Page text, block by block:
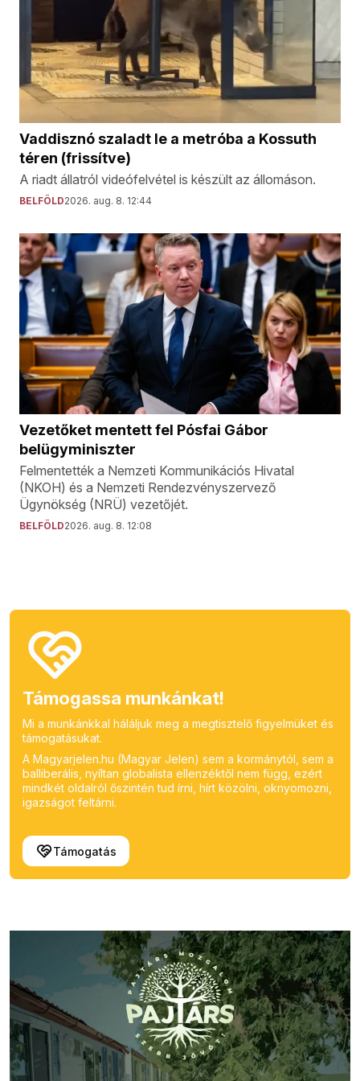
Vaddisznó szaladt le a metróba a Kossuth
téren (frissítve)
A riadt állatról videófelvétel is készült az állomáson.
BELFÖLD2026. aug. 8. 12:44
Vezetőket mentett fel Pósfai Gábor
belügyminiszter
Felmentették a Nemzeti Kommunikációs Hivatal
(NKOH) és a Nemzeti Rendezvényszervező
Ügynökség (NRÜ) vezetőjét.
BELFÖLD2026. aug. 8. 12:08
Támogassa munkánkat!
Mi a munkánkkal háláljuk meg a megtisztelő figyelmüket és
támogatásukat.
A Magyarjelen.hu (Magyar Jelen) sem a kormánytól, sem a
balliberális, nyíltan globalista ellenzéktől nem függ, ezért
mindkét oldalról őszintén tud írni, hírt közölni, oknyomozni,
igazságot feltárni.
Támogatás